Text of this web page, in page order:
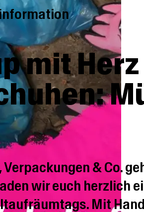
mit Herz
& Co.
wir euch herzlich
Mit